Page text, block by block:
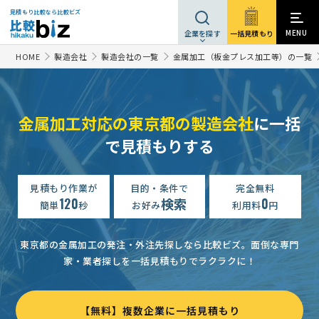
見積もり比較なら比較ビズ
企業を探す 一括見積もり MENU
HOME 製造会社 製造会社の一覧 金属加工（板金プレス加工等）の一覧
金属加工対応の東京都の製造会社に一括
で見積もりする
見積もり作業が
簡単120秒
目的・条件で
お好み検索
完全無料
利用料0円
東京都の金属加工の発注・外注先探しなら比較ビズ。 面倒な専門
家・業者探しを一括見積もりでラクラクに！
【無料】複数企業に一括見積もり
【車のグレードアップパーツの作成】金属・金型製造加工の資料請求
【車のアルミドラムの作成】金属・金型製造加工の資料請求
【切削加工】金属・金型製造加工の資料請求 予算上限なし
【「舌クリーナー」の製造依頼】金属・金型製造加工の資料請求
金属・金型製造加工の資料請求 30万円まで
金属・金型製造加工の資料請求
ステンレス0.1㎜シート材にホットエッヂング0.1ｍｍの穴加工